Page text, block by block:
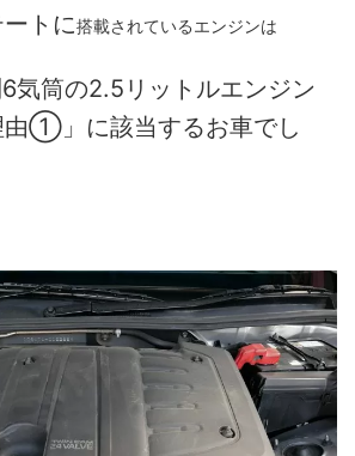
トに搭載されているエンジンは
気筒の2.5リットルエンジン
由①」に該当するお車でし